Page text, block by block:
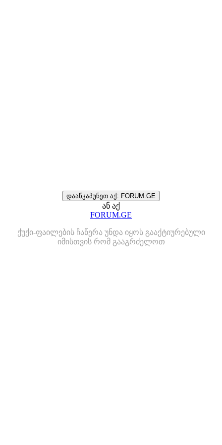
დააწკაპუნეთ აქ: FORUM.GE
ან აქ
FORUM.GE
ქუქი-ფაილების ჩაწერა უნდა იყოს გააქტიურებული
იმისთვის რომ გააგრძელოთ